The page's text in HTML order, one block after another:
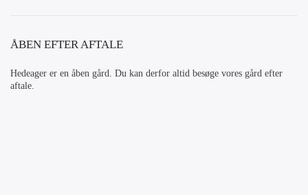
ÅBEN EFTER AFTALE
Hedeager er en åben gård. Du kan derfor altid besøge vores gård efter
aftale.